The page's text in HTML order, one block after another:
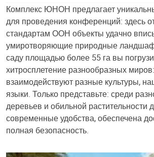
Комплекс ЮНОН предлагает
для проведения конференций: здесь
стандартам ООН объекты удачно
умиротворяющие природные
саду площадью более 55 га вы
хитросплетение разнообразных
взаимодействуют разные культуры,
языки. Только представьте: среди
деревьев и обильной растительности
современные удобства, обеспечена
полная безопасность.